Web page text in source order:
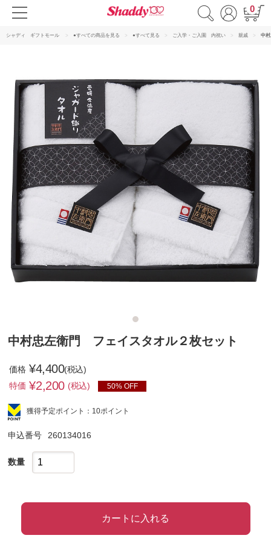
0
シャディ ギフトモール ●すべての商品を見る ●すべて見る ご入学・ご入園 内祝い 親戚 中
中村忠左衛門 フェイスタオル２枚セット
価格 ¥4,400(税込)
特価 ¥2,200 (税込) 50% OFF
獲得予定ポイント：10ポイント
申込番号 260134016
数量
カートに入れる